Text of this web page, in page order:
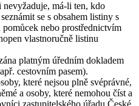
nevyžaduje, má-li ten, kdo
se s obsahem listiny s
nebo prostřednictvím
vlastnoručně listinu
platným úředním dokladem
cestovním pasem).
které nejsou plně svéprávné,
a osoby, které nemohou číst a
zastupitelského úřadu České